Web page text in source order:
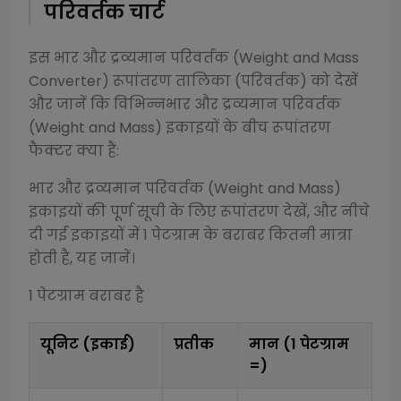
परिवर्तक चार्ट
इस भार और द्रव्यमान परिवर्तक (Weight and Mass
Converter) रूपांतरण तालिका (परिवर्तक) को देखें
और जानें कि विभिन्नभार और द्रव्यमान परिवर्तक
(Weight and Mass) इकाइयों के बीच रूपांतरण
फैक्टर क्या हैं:
भार और द्रव्यमान परिवर्तक (Weight and Mass)
इकाइयों की पूर्ण सूची के लिए रूपांतरण देखें, और नीचे
दी गई इकाइयों में 1 पेटग्रामके बराबर कितनी मात्रा
होती है, यह जानें।
1 पेटग्रामबराबर है
यूनिट (इकाई) प्रतीक मान (1 पेटग्राम
=)